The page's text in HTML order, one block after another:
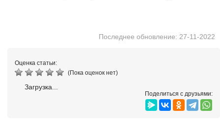
Последнее обновление: 27-11-2022
Оценка статьи:
(Пока оценок нет)
Загрузка...
Поделиться с друзьями: